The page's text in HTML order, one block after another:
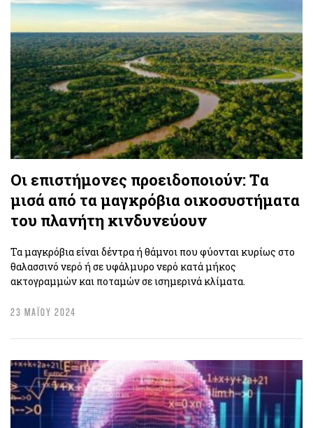
Οι επιστήμονες προειδοποιούν: Tα
μισά από τα μαγκρόβια οικοσυστήματα
του πλανήτη κινδυνεύουν
Τα μαγκρόβια είναι δέντρα ή θάμνοι που φύονται κυρίως στο
θαλασσινό νερό ή σε υφάλμυρο νερό κατά μήκος
ακτογραμμών και ποταμών σε ισημερινά κλίματα.
23 ΜΑΪΟΥ 2024